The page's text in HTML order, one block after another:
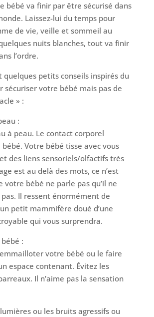
bébé va finir par être sécurisé dans
Laissez-lui du temps pour
de vie, veille et sommeil au
nuits blanches, tout va finir
l’ordre.
quelques petits conseils inspirés du
sécuriser votre bébé mais pas de
» :
:
à peau. Le contact corporel
Votre bébé tisse avec vous
des liens sensoriels/olfactifs très
est au delà des mots, ce n’est
votre bébé ne parle pas qu’il ne
Il ressent énormément de
un petit mammifère doué d’une
qui vous surprendra.
:
votre bébé ou le faire
espace contenant. Évitez les
Il n’aime pas la sensation
ou les bruits agressifs ou